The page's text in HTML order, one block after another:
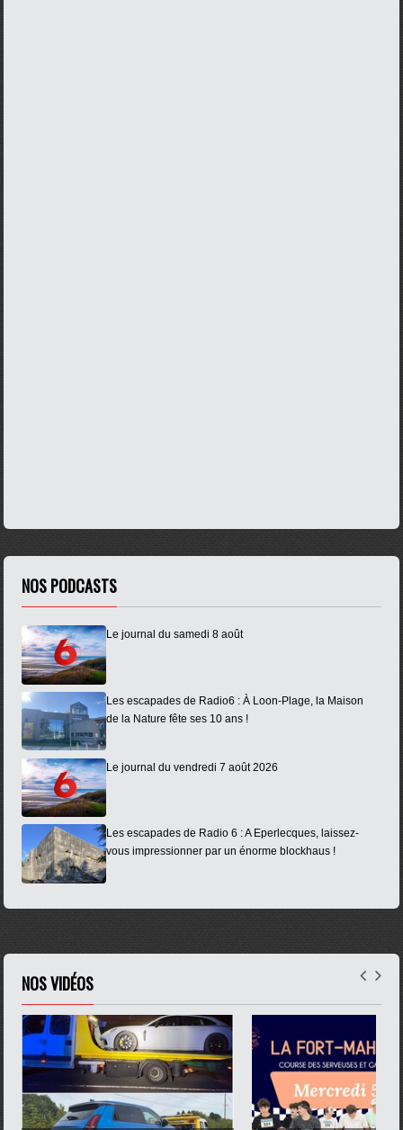
NOS PODCASTS
Le journal du samedi 8 août
Les escapades de Radio6 : À Loon-Plage, la Maison
de la Nature fête ses 10 ans !
Le journal du vendredi 7 août 2026
Les escapades de Radio 6 : A Eperlecques, laissez-
vous impressionner par un énorme blockhaus !
NOS VIDÉOS